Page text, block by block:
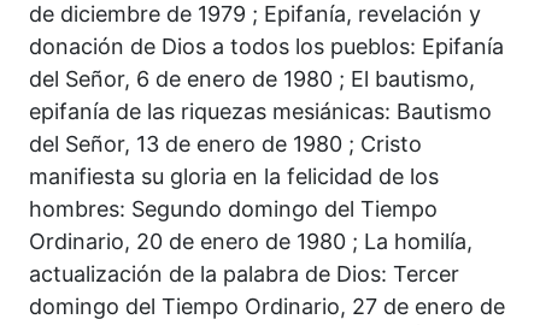
de diciembre de 1979 ; Epifanía, revelación y
donación de Dios a todos los pueblos: Epifanía
del Señor, 6 de enero de 1980 ; El bautismo,
epifanía de las riquezas mesiánicas: Bautismo
del Señor, 13 de enero de 1980 ; Cristo
manifiesta su gloria en la felicidad de los
hombres: Segundo domingo del Tiempo
Ordinario, 20 de enero de 1980 ; La homilía,
actualización de la palabra de Dios: Tercer
domingo del Tiempo Ordinario, 27 de enero de